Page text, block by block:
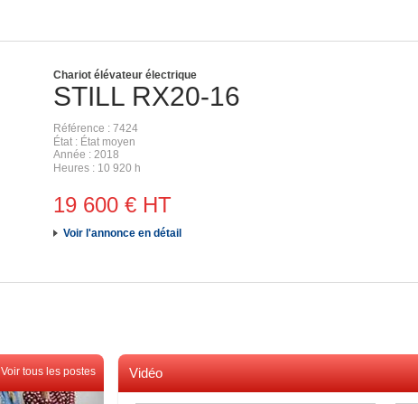
STILL RX20-16
Chariot élévateur électrique
Référence
7424
État
État moyen
Année
2018
Heures
10 920 h
19 600 € HT
Voir l'annonce en détail
Voir tous les postes Vidéo